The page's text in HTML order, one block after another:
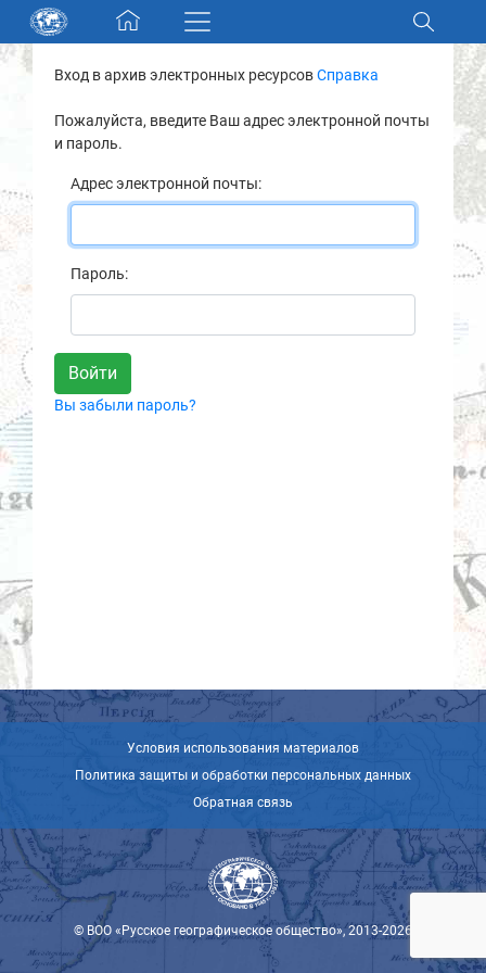
Skip navigation
Разделы и коллекции
Электронный каталог
Новости
О нас
Контакты
Партнеры
Вход в архив электронных ресурсовСправка
Пожалуйста, введите Ваш адрес электронной почты
и пароль.
Адрес электронной почты:
Пароль:
Вы забыли пароль?
Условия использования материалов
Политика защиты и обработки персональных данных
Обратная связь
© ВОО «Русское географическое общество», 2013-2026